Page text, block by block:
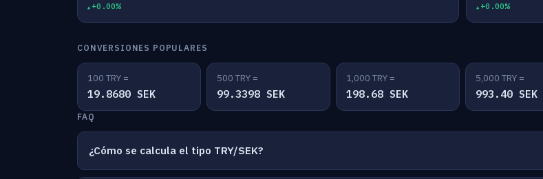
+0.00% +0.00%
CONVERSIONES POPULARES
100 TRY =
19.8680 SEK
500 TRY =
99.3398 SEK
1,000 TRY =
198.68 SEK
5,000 TRY =
993.40 SEK
FAQ
¿Cómo se calcula el tipo TRY/SEK?